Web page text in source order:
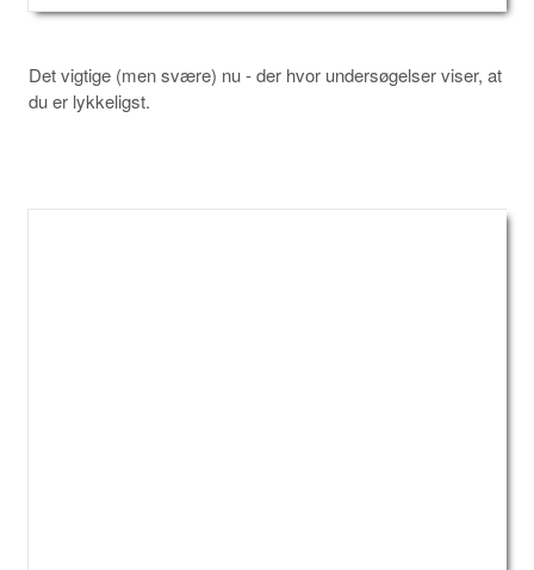
Det vigtige (men svære) nu - der hvor undersøgelser viser, at
du er lykkeligst.